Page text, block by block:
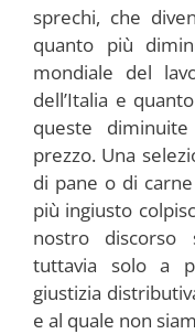
sprechi, che
quanto più
mondiale del
dell’Italia e
queste
prezzo. Una
di pane o di
più ingiusto
nostro discorso
tuttavia solo a
giustizia
e al quale non